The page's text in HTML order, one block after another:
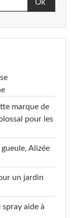
marque de
pour les
Alizée
un jardin
aide à